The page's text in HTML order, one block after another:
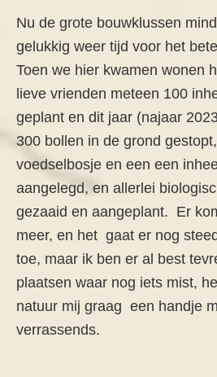
Nu de grote bouwklussen
gelukkig weer tijd voor het
Toen we hier kwamen wonen
lieve vrienden meteen 100
geplant en dit jaar (najaar
300 bollen in de grond
voedselbosje en een een
aangelegd, en allerlei
gezaaid en aangeplant. Er
meer, en het gaat er nog
toe, maar ik ben er al best
plaatsen waar nog iets mist,
natuur mij graag een handje
verrassends.